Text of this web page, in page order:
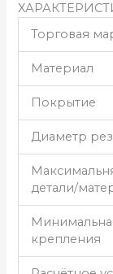
Торговая
Материал
Покрытие
Диаметр
детали/
крепления